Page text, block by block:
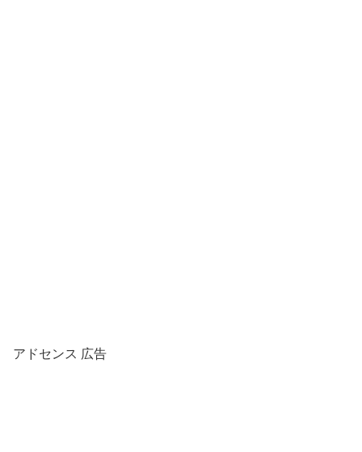
アドセンス 広告